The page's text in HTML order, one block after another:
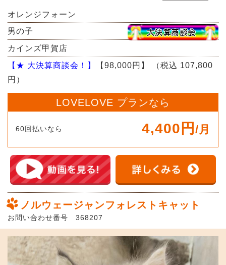
オレンジフォーン
男の子
カインズ甲賀店
【★ 大決算商談会！】
【98,000円】
（税込 107,800
円）
LOVELOVE プランなら
60回払いなら 4,400円 /月
ノルウェージャンフォレストキャット
お問い合わせ番号 368207